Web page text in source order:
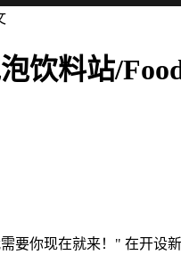
饮料站/
要你现在就来！" 在开设